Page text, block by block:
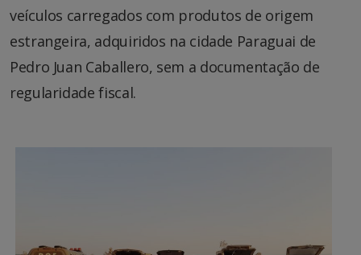
veículos carregados com produtos de origem
estrangeira, adquiridos na cidade Paraguai de
Pedro Juan Caballero, sem a documentação de
regularidade fiscal.